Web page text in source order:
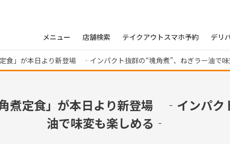
メニュー 店舗検索 テイクアウトスマホ予約 デリ
食」が本日より新登場 ‐インパクト抜群の“塊角煮”、ねぎラー油で
煮定食」が本日より新登場 ‐インパク
油で味変も楽しめる‐